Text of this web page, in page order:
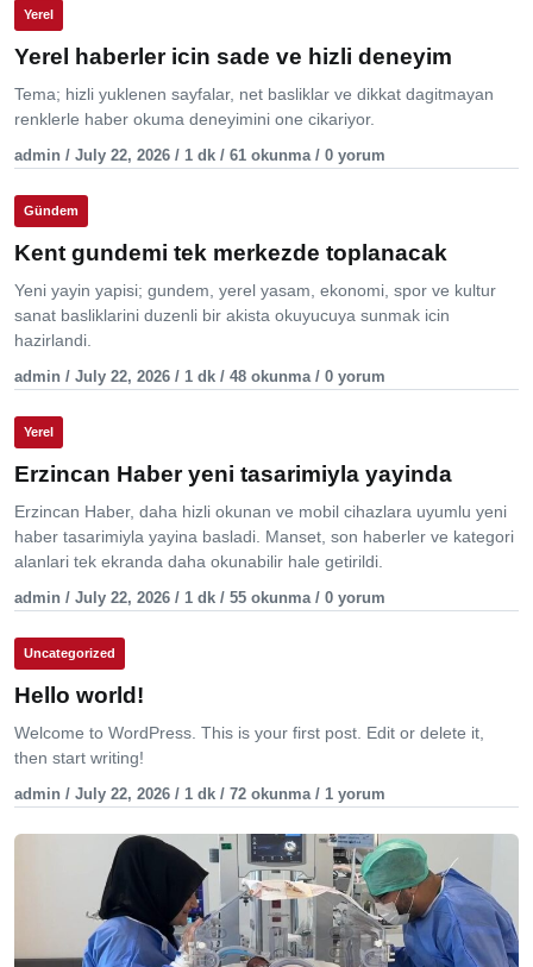
Yerel
Yerel haberler icin sade ve hizli deneyim
Tema; hizli yuklenen sayfalar, net basliklar ve dikkat dagitmayan
renklerle haber okuma deneyimini one cikariyor.
admin / July 22, 2026 / 1 dk / 61 okunma / 0 yorum
Gündem
Kent gundemi tek merkezde toplanacak
Yeni yayin yapisi; gundem, yerel yasam, ekonomi, spor ve kultur
sanat basliklarini duzenli bir akista okuyucuya sunmak icin
hazirlandi.
admin / July 22, 2026 / 1 dk / 48 okunma / 0 yorum
Yerel
Erzincan Haber yeni tasarimiyla yayinda
Erzincan Haber, daha hizli okunan ve mobil cihazlara uyumlu yeni
haber tasarimiyla yayina basladi. Manset, son haberler ve kategori
alanlari tek ekranda daha okunabilir hale getirildi.
admin / July 22, 2026 / 1 dk / 55 okunma / 0 yorum
Uncategorized
Hello world!
Welcome to WordPress. This is your first post. Edit or delete it,
then start writing!
admin / July 22, 2026 / 1 dk / 72 okunma / 1 yorum